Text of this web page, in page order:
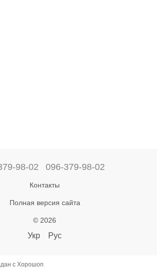
98-02 096-379-98-02
Контакты
Полная версия сайта
© 2026
Укр Рус
с Хорошоп